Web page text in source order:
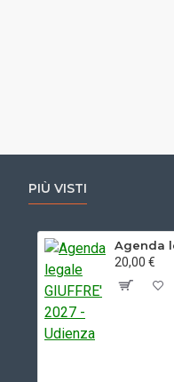
PIÙ VISTI
20,00 €